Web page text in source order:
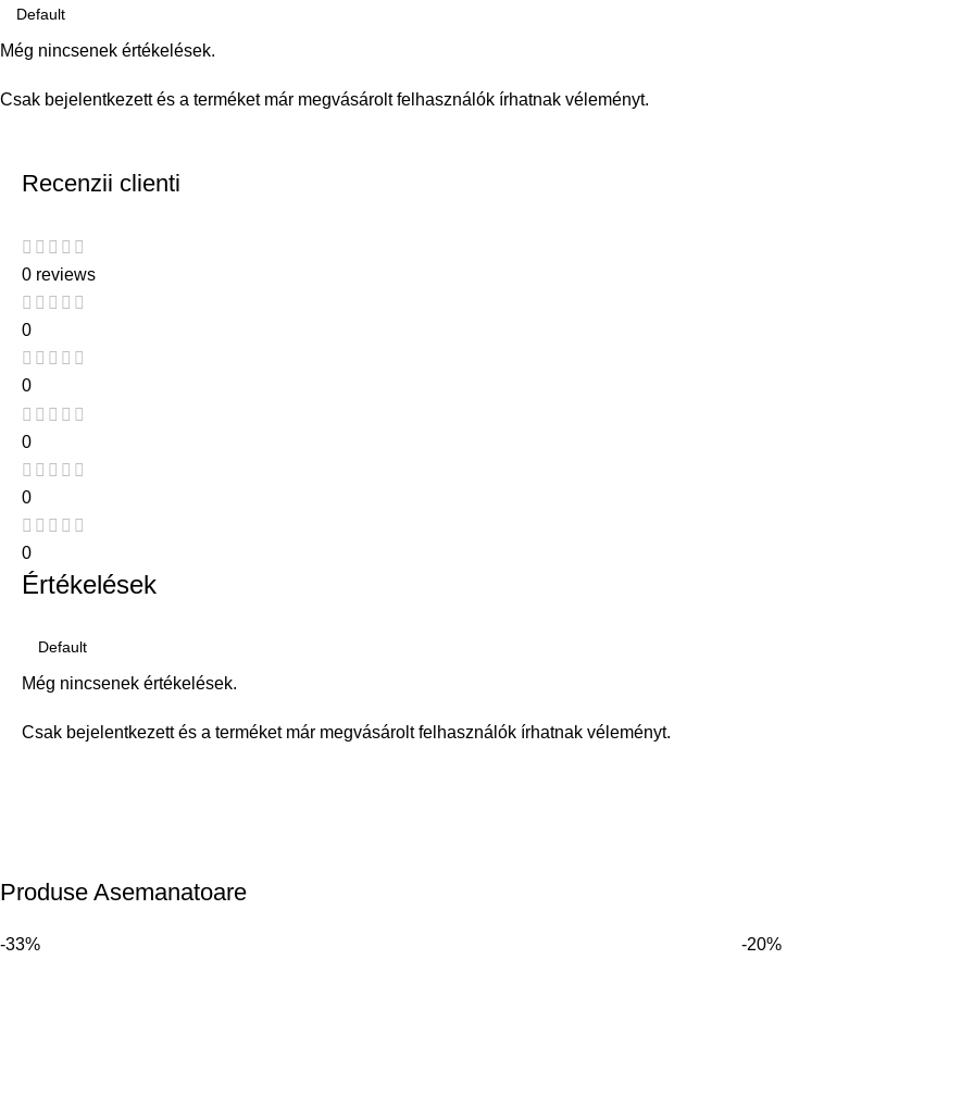
Még nincsenek értékelések.
Csak bejelentkezett és a terméket már megvásárolt felhasználók írhatnak véleményt.
Recenzii clienti
0 reviews
0
0
0
0
0
Értékelések
Még nincsenek értékelések.
Csak bejelentkezett és a terméket már megvásárolt felhasználók írhatnak véleményt.
Produse Asemanatoare
-33% -20%